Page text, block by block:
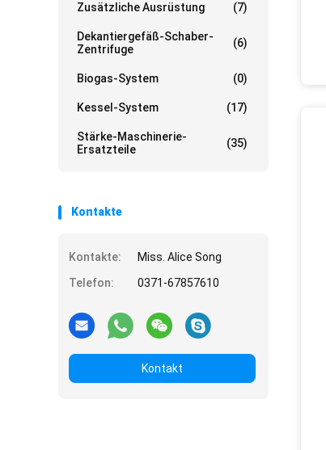
Zusätzliche Ausrüstung (7)
Dekantiergefäß-Schaber-
Zentrifuge
(6)
Biogas-System (0)
Kessel-System (17)
Stärke-Maschinerie-
Ersatzteile
(35)
Kontakte
Kontakte:
Miss. Alice Song
Telefon:
0371-67857610
Kontakt